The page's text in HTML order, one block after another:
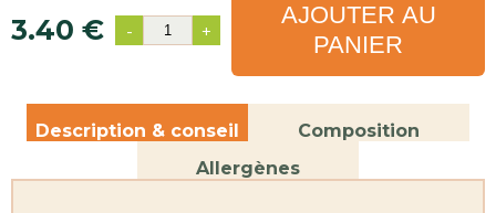
3.40 € - +
AJOUTER AU
PANIER
Description & conseil
Composition
Allergènes